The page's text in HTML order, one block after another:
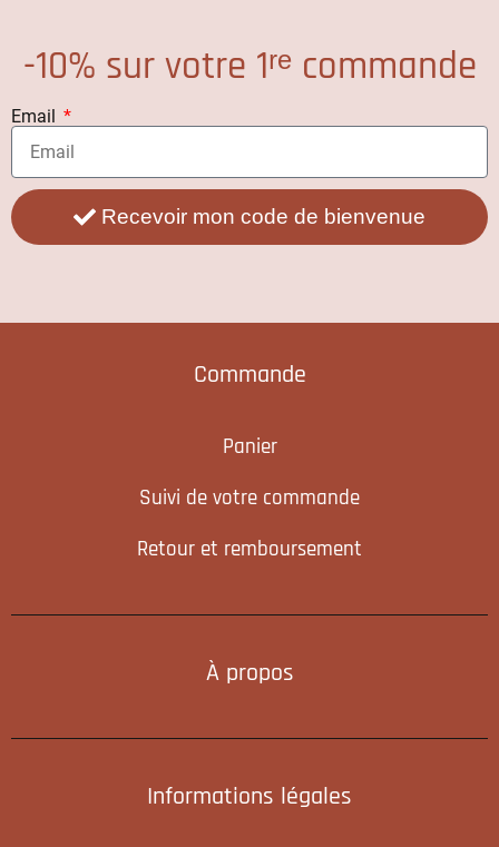
-10% sur votre 1ʳᵉ commande
Email
Recevoir mon code de bienvenue
Commande
Panier
Suivi de votre commande
Retour et remboursement
À propos
Informations légales